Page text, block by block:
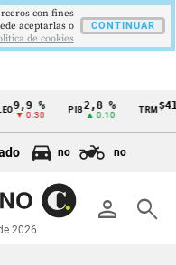
9,9 %
▼ 0.30
PIB2,8 %
▲ 0.10
TRM
no no
person search
2026
con fines
aceptarlas o
de cookies
CONTINUAR